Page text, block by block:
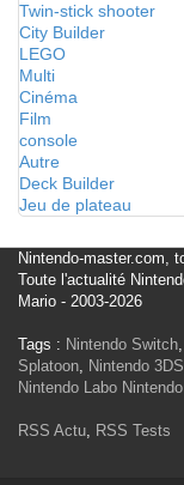
Twin-stick shooter
City Builder
LEGO
Multi
Cinéma
Film
console
Autre
Deck Builder
Jeu de plateau
Nintendo-master.com,
Toute l'actualité
Mario - 2003-2026
Tags : Nintendo Switch,
Splatoon, Nintendo 3DS
Nintendo Labo
RSS Actu, RSS Tests